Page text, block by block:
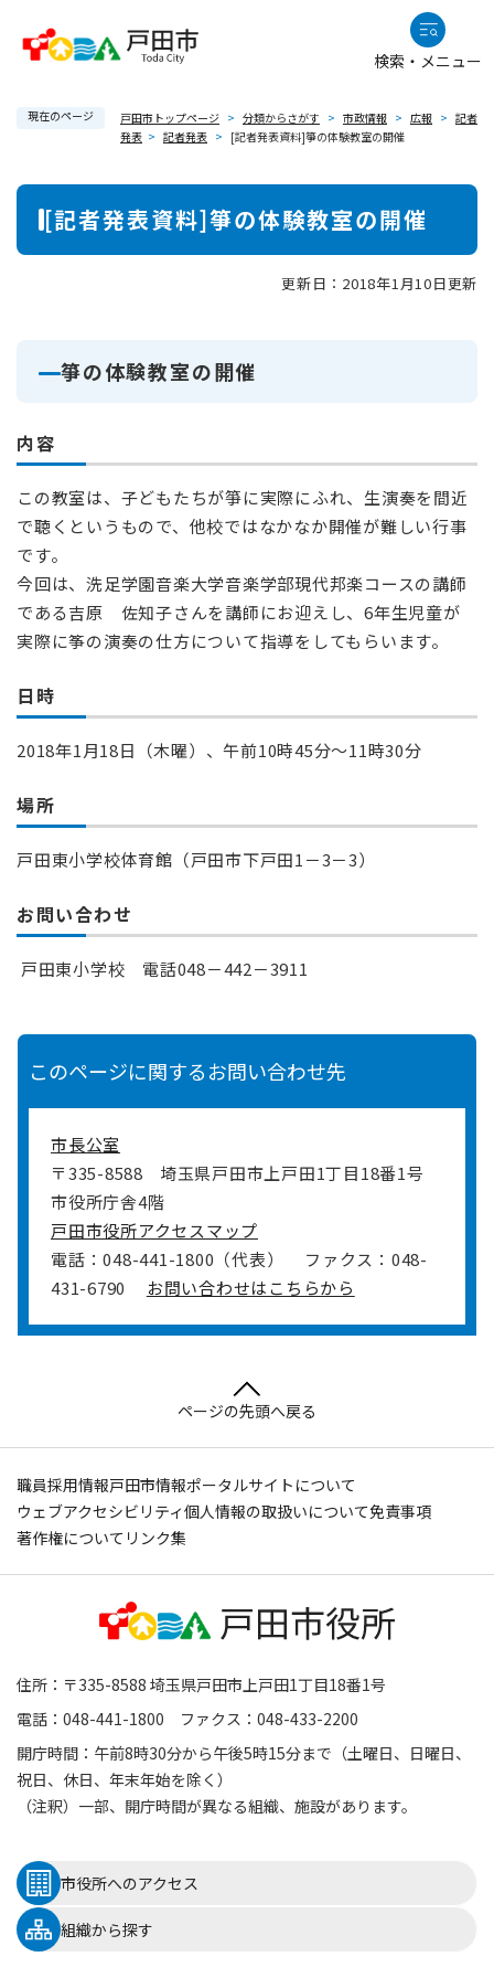
検索・メニュー
現在のページ 戸田市トップページ > 分類からさがす > 市政情報 > 広報 > 記者
発表 > 記者発表 > [記者発表資料]箏の体験教室の開催
本
[記者発表資料]箏の体験教室の開催
更新日：2018年1月10日更新
箏の体験教室の開催
内容
この教室は、子どもたちが箏に実際にふれ、生演奏を間近
で聴くというもので、他校ではなかなか開催が難しい行事
です。
今回は、洗足学園音楽大学音楽学部現代邦楽コースの講師
である吉原 佐知子さんを講師にお迎えし、6年生児童が
実際に筝の演奏の仕方について指導をしてもらいます。
日時
2018年1月18日（木曜）、午前10時45分～11時30分
場所
戸田東小学校体育館（戸田市下戸田1－3－3）
お問い合わせ
戸田東小学校 電話048－442－3911
このページに関するお問い合わせ先
市長公室
〒335-8588
埼玉県戸田市上戸田1丁目18番1号
市役所庁舎4階
戸田市役所アクセスマップ
電話：048-441-1800（代表）
ファクス：048-
431-6790
お問い合わせはこちらから
ページの先頭へ戻る
職員採用情報戸田市情報ポータルサイトについて
ウェブアクセシビリティ個人情報の取扱いについて免責事項
著作権について リンク集
住所：〒335-8588 埼玉県戸田市上戸田1丁目18番1号
電話：048-441-1800 ファクス：048-433-2200
開庁時間：午前8時30分から午後5時15分まで（土曜日、日曜日、
祝日、休日、年末年始を除く）
（注釈）一部、開庁時間が異なる組織、施設があります。
市役所へのアクセス
組織から探す